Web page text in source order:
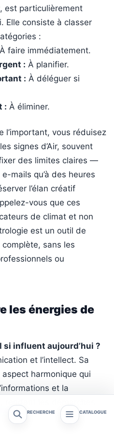
, est particulièrement
Elle consiste à classer
:
À faire immédiatement.
: À planifier.
: À déléguer si
: À éliminer.
l’important, vous réduisez
signes d’Air, souvent
des limites claires —
mails qu’à des heures
l’élan créatif
vous que ces
de climat et non
est un outil de
sans les
ou
les énergies de
influent aujourd’hui ?
et l’intellect. Sa
harmonique qui
et la
rendant les démarches
RECHERCHE CATALOGUE